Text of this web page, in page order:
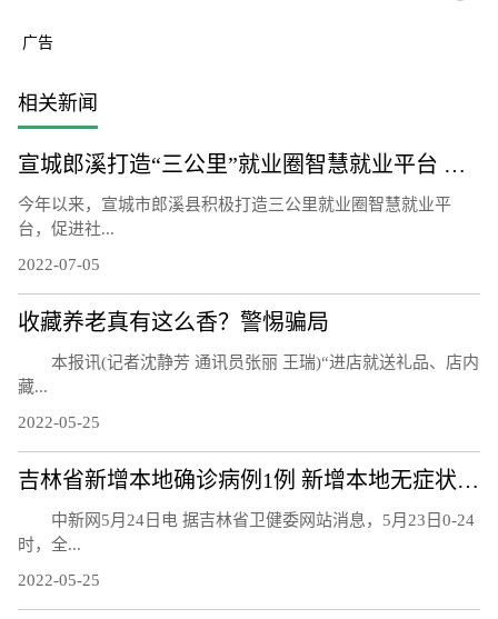
广告
相关新闻
宣城郎溪打造“三公里”就业圈智慧就业平台 为居民提供就业岗位
今年以来，宣城市郎溪县积极打造三公里就业圈智慧就业平
台，促进社...
2022-07-05
收藏养老真有这么香？警惕骗局
本报讯(记者沈静芳 通讯员张丽 王瑞)“进店就送礼品、店内
藏...
2022-05-25
吉林省新增本地确诊病例1例 新增本地无症状感染者7例
中新网5月24日电 据吉林省卫健委网站消息，5月23日0-24
时，全...
2022-05-25